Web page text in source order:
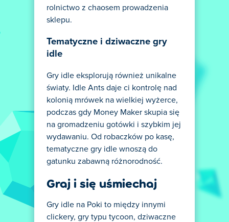
rolnictwo z chaosem prowadzenia
sklepu.
Tematyczne i dziwaczne gry
idle
Gry idle eksplorują również unikalne
światy. Idle Ants daje ci kontrolę nad
kolonią mrówek na wielkiej wyżerce,
podczas gdy Money Maker skupia się
na gromadzeniu gotówki i szybkim jej
wydawaniu. Od robaczków po kasę,
tematyczne gry idle wnoszą do
gatunku zabawną różnorodność.
Graj i się uśmiechaj
Gry idle na Poki to między innymi
clickery, gry typu tycoon, dziwaczne